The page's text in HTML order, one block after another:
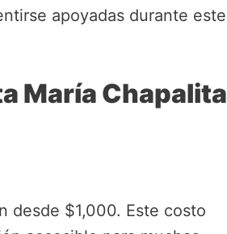
apoyadas durante este
María Chapalita
desde $1,000. Este costo